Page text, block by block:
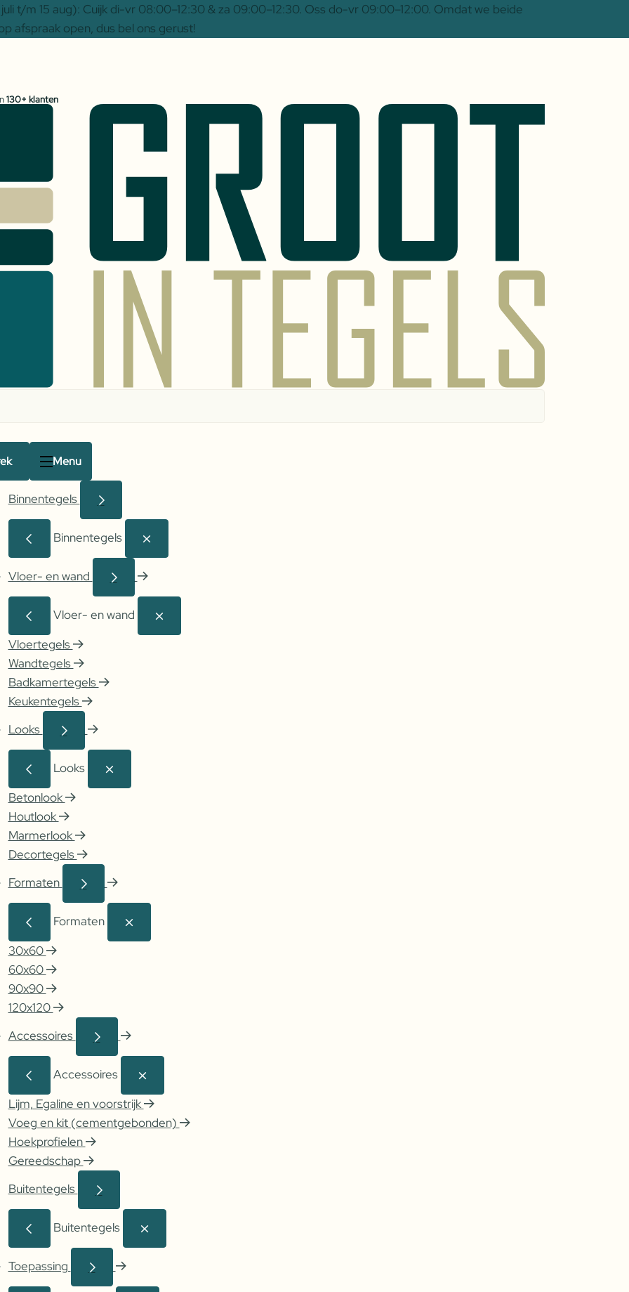
t/m 15 aug): Cuijk di-vr 08:00–12:30 & za 09:00–12:30. Oss do-vr 09:00–12:00. Omdat we beide
afspraak open, dus bel ons gerust!
130+ klanten
Menu
Binnentegels
Binnentegels
Vloer- en wand
Vloer- en wand
Vloertegels
Wandtegels
Badkamertegels
Keukentegels
Looks
Looks
Betonlook
Houtlook
Marmerlook
Decortegels
Formaten
Formaten
30x60
60x60
90x90
120x120
Accessoires
Accessoires
Lijm, Egaline en voorstrijk
Voeg en kit (cementgebonden)
Hoekprofielen
Gereedschap
Buitentegels
Buitentegels
Toepassing